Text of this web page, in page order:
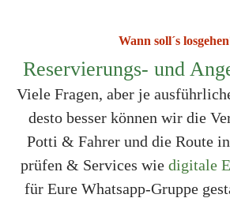
Wann soll´s
Reservierungs- und
Viele Fragen, aber je
desto besser können wir die
Potti & Fahrer und die Route
prüfen & Services wie digitale
für Eure Whatsapp-Gruppe